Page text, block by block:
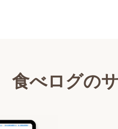
食べログの